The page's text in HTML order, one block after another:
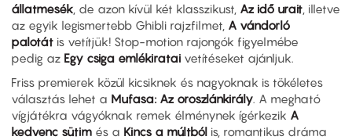
állatmesék , de azon kívül két klasszikust, Az idő urait , illetve
az egyik legismertebb Ghibli rajzfilmet, A vándorló
palotát is vetítjük! Stop-motion rajongók figyelmébe
pedig az Egy csiga emlékiratai vetítéseket ajánljuk.
Friss premierek közül kicsiknek és nagyoknak is tökéletes
választás lehet a Mufasa: Az oroszlánkirály. A megható
vígjátékra vágyóknak remek élménynek ígérkezik A
kedvenc sütim és a Kincs a múltból is, romantikus dráma